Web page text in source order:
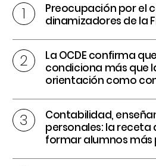
Preocupación por el
dinamizadores de la
La OCDE confirma
condiciona más que
orientación como
Contabilidad,
personales: la
formar alumnos